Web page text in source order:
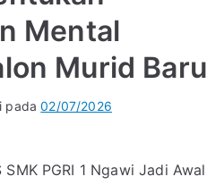
Mental
Murid Baru
pada02/07/2026
PGRI 1 Ngawi Jadi Awal